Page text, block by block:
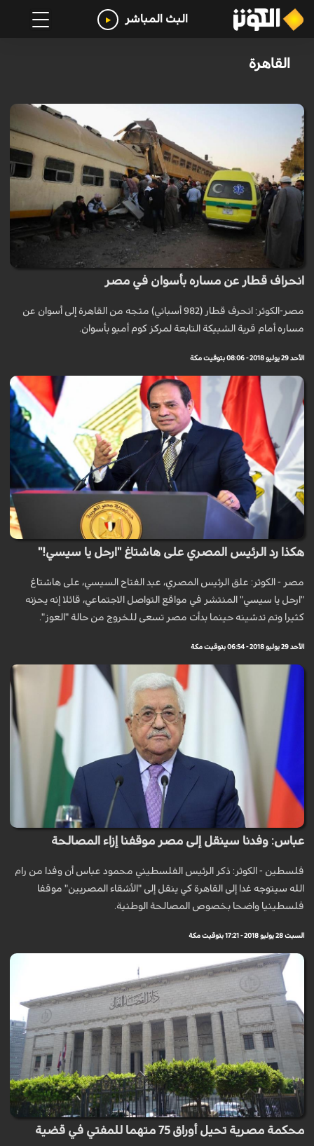
البث المباشر
القاهرة
انحراف قطار عن مساره بأسوان في مصر
مصر-الكوثر: انحرف قطار (982 أسباني) متجه من القاهرة إلى أسوان عن
مساره أمام قرية الشبيكة التابعة لمركز كوم أمبو بأسوان.
الأحد 29 يوليو 2018 - 08:06 بتوقيت مكة
هكذا رد الرئيس المصري على هاشتاغ "ارحل يا سيسي!"
مصر - الكوثر: علق الرئيس المصري، عبد الفتاح السيسي، على هاشتاغ
"ارحل يا سيسي" المنتشر في مواقع التواصل الاجتماعي، قائلا إنه يحزنه
كثيرا وتم تدشينه حينما بدأت مصر تسعى للخروج من حالة "العوز".
الأحد 29 يوليو 2018 - 06:54 بتوقيت مكة
عباس: وفدنا سينقل إلى مصر موقفنا إزاء المصالحة
فلسطين - الكوثر: ذكر الرئيس الفلسطيني محمود عباس أن وفدا من رام
الله سيتوجه غدا إلى القاهرة كي ينقل إلى "الأشقاء المصريين" موقفا
فلسطينيا واضحا بخصوص المصالحة الوطنية.
السبت 28 يوليو 2018 - 17:21 بتوقيت مكة
محكمة مصرية تحيل أوراق 75 متهما للمفتي في قضية